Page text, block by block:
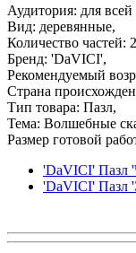
Аудитория: для всей
Вид: деревянные,
Количество частей:
Бренд: 'DaVICI',
Рекомендуемый
Страна
Тип товара: Пазл,
Тема: Волшебные
Размер готовой
'DaVICI' Пазл
'DaVICI' Пазл